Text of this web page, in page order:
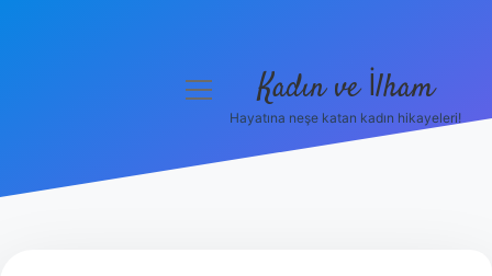
menüyü
Kadın ve İlham
Hayatına neşe katan kadın hikayeleri!